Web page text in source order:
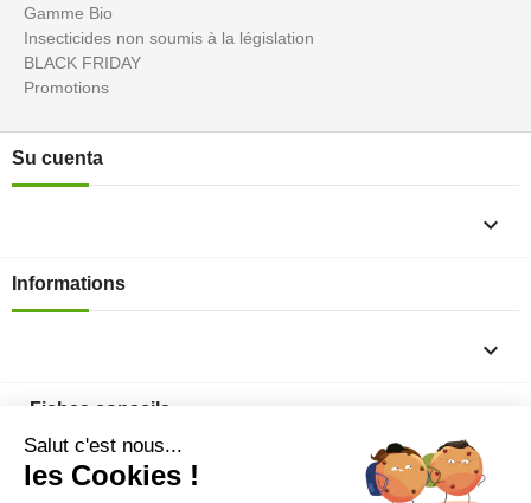
Gamme Bio
Insecticides non soumis à la législation
BLACK FRIDAY
Promotions
Su cuenta

Informations

Fiches conseils
